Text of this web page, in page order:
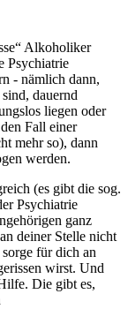
Alkoholiker
Psychiatrie
- nämlich dann,
dauernd
liegen oder
Fall einer
mehr so), dann
werden.
(es gibt die sog.
Psychiatrie
ganz
deiner Stelle nicht
für dich an
wirst. Und
Die gibt es,